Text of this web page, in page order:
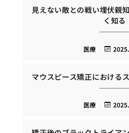
見えない敵との戦い埋伏親
く知る
医療
マウスピース矯正における
医療